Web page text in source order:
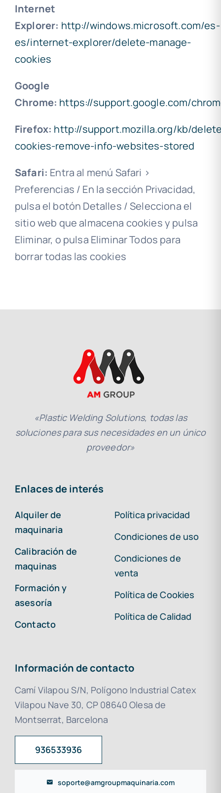
Internet
Explorer: http://windows.microsoft.com/es-
es/internet-explorer/delete-manage-
cookies
Google
Chrome: https://support.google.com/
Firefox: http://support.mozilla.org/kb/
cookies-remove-info-websites-stored
Safari: Entra al menú Safari >
Preferencias / En la sección Privacidad,
pulsa el botón Detalles / Selecciona el
sitio web que almacena cookies y pulsa
Eliminar, o pulsa Eliminar Todos para
borrar todas las cookies
«Plastic Welding Solutions, todas las
soluciones para sus necesidades en un único
proveedor»
Enlaces de interés
Alquiler de
maquinaria
Calibración de
maquinas
Formación y
asesoría
Contacto
Política privacidad
Condiciones de uso
Condiciones de
venta
Política de Cookies
Política de Calidad
Información de contacto
Camí Vilapou S/N, Polígono Industrial Catex
Vilapou Nave 30, CP 08640 Olesa de
Montserrat, Barcelona
936533936
soporte@amgroupmaquinaria.com